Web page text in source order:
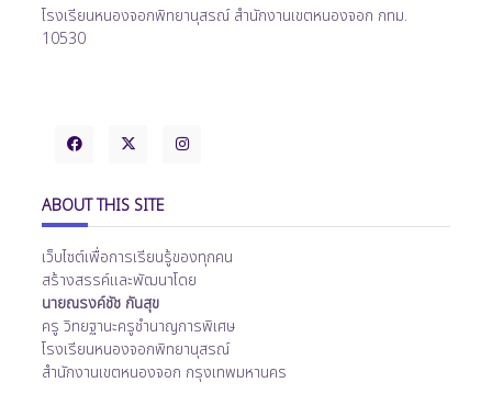
โรงเรียนหนองจอกพิทยานุสรณ์ สำนักงานเขตหนองจอก กทม.
10530
ABOUT THIS SITE
เว็บไซต์เพื่อการเรียนรู้ของทุกคน
สร้างสรรค์และพัฒนาโดย
นายณรงค์ชัช กันสุข
ครู วิทยฐานะครูชำนาญการพิเศษ
โรงเรียนหนองจอกพิทยานุสรณ์
สำนักงานเขตหนองจอก กรุงเทพมหานคร